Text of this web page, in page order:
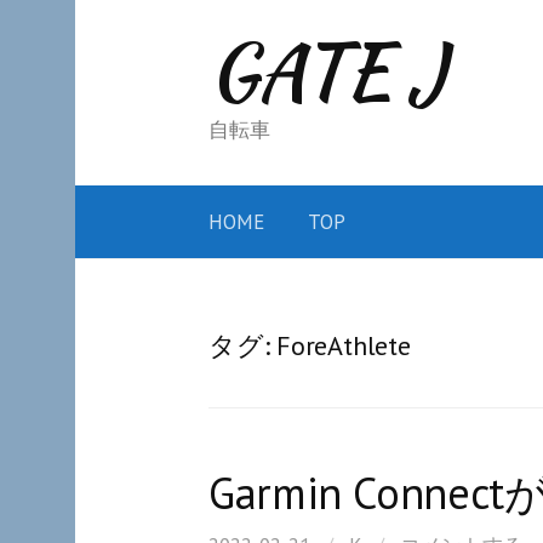
GATE J
自転車
HOME TOP
タグ: ForeAthlete
Garmin Connect